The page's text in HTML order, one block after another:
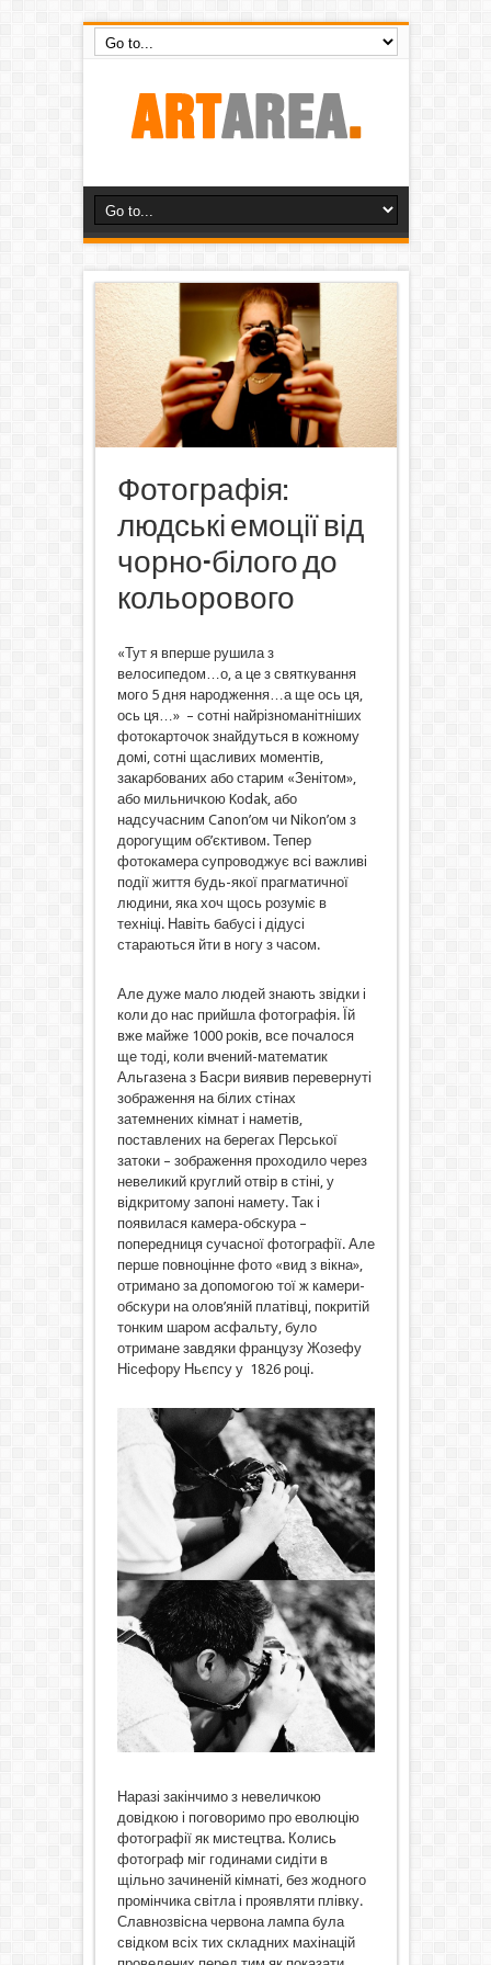
Фотографія:
людські емоції від
чорно-білого до
кольорового
«Тут я вперше рушила з
велосипедом…о, а це з святкування
мого 5 дня народження…а ще ось ця,
ось ця…» – сотні найрізноманітніших
фотокарточок знайдуться в кожному
домі, сотні щасливих моментів,
закарбованих або старим «Зенітом»,
або мильничкою Kоdak, або
надсучасним Canon’ом чи Nikon’ом з
дорогущим об’єктивом. Тепер
фотокамера супроводжує всі важливі
події життя будь-якої прагматичної
людини, яка хоч щось розуміє в
техніці. Навіть бабусі і дідусі
стараються йти в ногу з часом.
Але дуже мало людей знають звідки і
коли до нас прийшла фотографія. Їй
вже майже 1000 років, все почалося
ще тоді, коли вчений-математик
Альгазена з Басри виявив перевернуті
зображення на білих стінах
затемнених кімнат і наметів,
поставлених на берегах Перської
затоки – зображення проходило через
невеликий круглий отвір в стіні, у
відкритому запоні намету. Так і
появилася камера-обскура –
попередниця сучасної фотографії. Але
перше повноцінне фото «вид з вікна»,
отримано за допомогою тої ж камери-
обскури на олов’яній платівці, покритій
тонким шаром асфальту, було
отримане завдяки французу Жозефу
Нісефору Ньєпсу у 1826 році.
Наразі закінчимо з невеличкою
довідкою і поговоримо про еволюцію
фотографії як мистецтва. Колись
фотограф міг годинами сидіти в
щільно зачиненій кімнаті, без жодного
промінчика світла і проявляти плівку.
Славнозвісна червона лампа була
свідком всіх тих складних махінацій